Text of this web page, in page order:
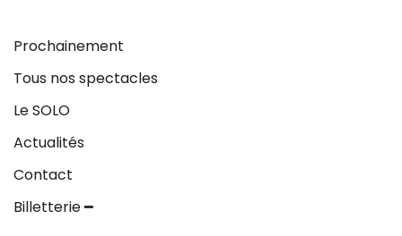
Prochainement
Tous nos spectacles
Le SOLO
Actualités
Contact
Billetterie ━